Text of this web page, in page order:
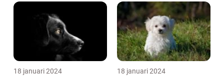
18 januari 2024 18 januari 2024